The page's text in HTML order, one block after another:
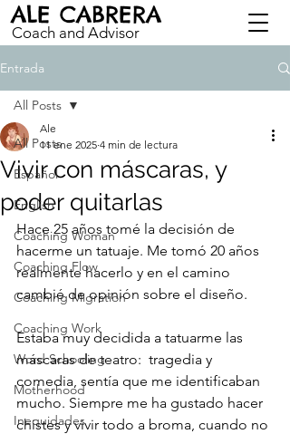
Coach and Advisor
ALE CABRERA
Entrada
All Posts
Español
English
Coaching Woman
Coaching Flow
Coaching Migration
Coaching Work
Word Schooling
Motherhood
Inequidades
All Posts
Vivir con máscaras, y
poder quitarlas
Ale
11 ene 2025 4 min de lectura
Hace 25 años tomé la decisión de
hacerme un tatuaje. Me tomó 20 años
realmente hacerlo y en el camino
cambié de opinión sobre el diseño.
Estaba muy decidida a tatuarme las
máscaras de teatro:  tragedia y
comedia, sentía que me identificaban
mucho. Siempre me ha gustado hacer
chistes y vivir todo a broma, cuando no